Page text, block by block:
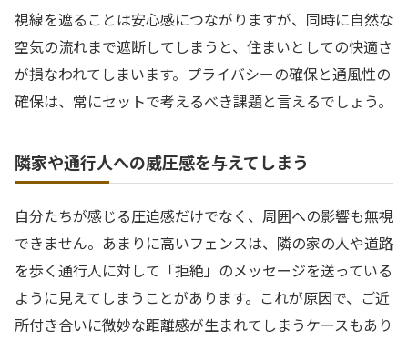
視線を遮ることは安心感につながりますが、同時に自然な
空気の流れまで遮断してしまうと、住まいとしての快適さ
が損なわれてしまいます。プライバシーの確保と通風性の
確保は、常にセットで考えるべき課題と言えるでしょう。
隣家や通行人への威圧感を与えてしまう
自分たちが感じる圧迫感だけでなく、周囲への影響も無視
できません。あまりに高いフェンスは、隣の家の人や道路
を歩く通行人に対して「拒絶」のメッセージを送っている
ように見えてしまうことがあります。これが原因で、ご近
所付き合いに微妙な距離感が生まれてしまうケースもあり